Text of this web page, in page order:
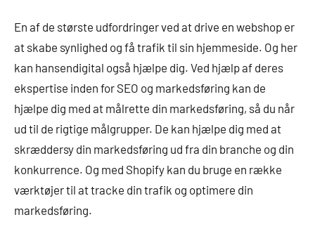
En af de største udfordringer ved at drive en webshop er
at skabe synlighed og få trafik til sin hjemmeside. Og her
kan hansendigital også hjælpe dig. Ved hjælp af deres
ekspertise inden for SEO og markedsføring kan de
hjælpe dig med at målrette din markedsføring, så du når
ud til de rigtige målgrupper. De kan hjælpe dig med at
skræddersy din markedsføring ud fra din branche og din
konkurrence. Og med Shopify kan du bruge en række
værktøjer til at tracke din trafik og optimere din
markedsføring.